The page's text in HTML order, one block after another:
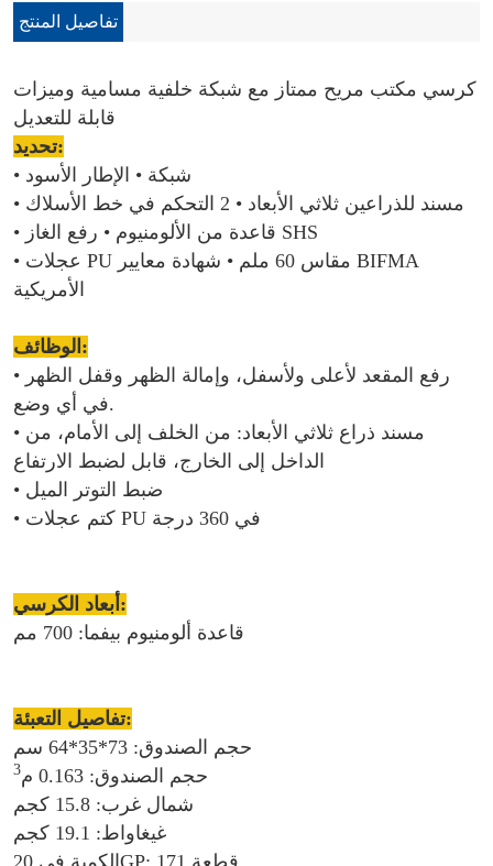
تفاصيل المنتج
كرسي مكتب مريح ممتاز مع شبكة خلفية مسامية وميزات
قابلة للتعديل
تحديد:
• شبكة • الإطار الأسود
• مسند للذراعين ثلاثي الأبعاد • 2 التحكم في خط الأسلاك
• قاعدة من الألومنيوم • رفع الغاز SHS
• عجلات PU مقاس 60 ملم
• شهادة معايير BIFMA
الأمريكية
الوظائف:
• رفع المقعد لأعلى ولأسفل، وإمالة الظهر وقفل الظهر
في أي وضع.
• مسند ذراع ثلاثي الأبعاد: من الخلف إلى الأمام، من
الداخل إلى الخارج، قابل لضبط الارتفاع
• ضبط التوتر الميل
• كتم عجلات PU في 360 درجة
أبعاد الكرسي:
قاعدة ألومنيوم بيفما: 700 مم
تفاصيل التعبئة:
حجم الصندوق: 73*35*64 سم
حجم الصندوق: 0.163 م
3
شمال غرب: 15.8 كجم
غيغاواط: 19.1 كجم